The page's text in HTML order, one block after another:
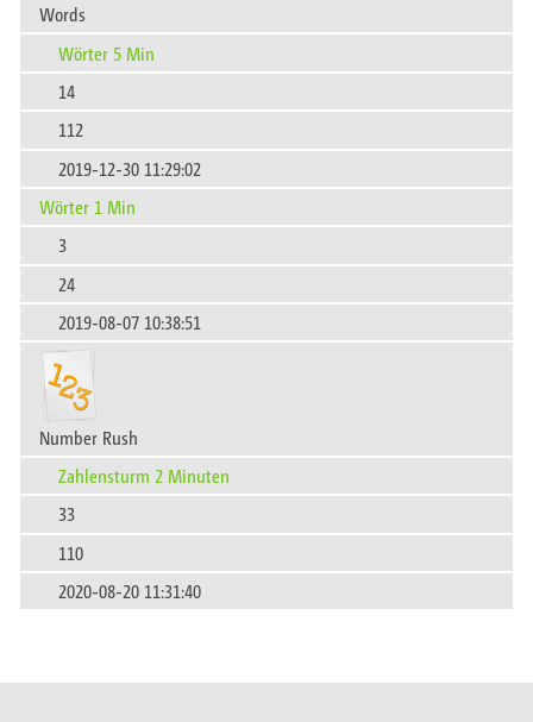
Words
Wörter 5 Min
14
112
2019-12-30 11:29:02
Wörter 1 Min
3
24
2019-08-07 10:38:51
Number Rush​‍‍‌‍‍‍‌‍‌‌​
Zahlensturm 2 Minuten
33
110
2020-08-20 11:31:40